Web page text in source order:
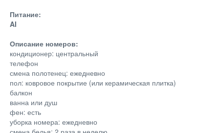
Питание:
AI
Описание номеров:
кондиционер: центральный
телефон
смена полотенец: ежедневно
пол: ковровое покрытие (или керамическая плитка)
балкон
ванна или душ
фен: есть
уборка номера: ежедневно